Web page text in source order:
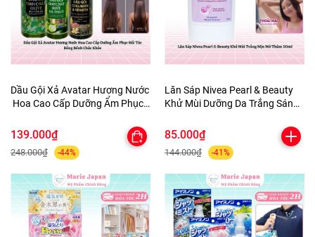
Dầu Gội Xả Avatar Hương Nước
Hoa Cao Cấp Dưỡng Ẩm Phục
139.000₫
248.000₫ -44%
Lăn Sáp Nivea Pearl & Beauty
Khử Mùi Dưỡng Da Trắng Sáng
85.000₫
144.000₫ -41%